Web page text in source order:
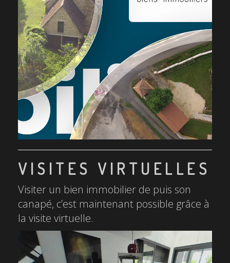
VISITES VIRTUELLES
Visiter un bien immobilier de puis son
canapé, c’est maintenant possible grâce à
la visite virtuelle.